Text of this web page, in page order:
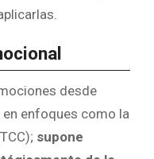
desde
enfoques como la
supone